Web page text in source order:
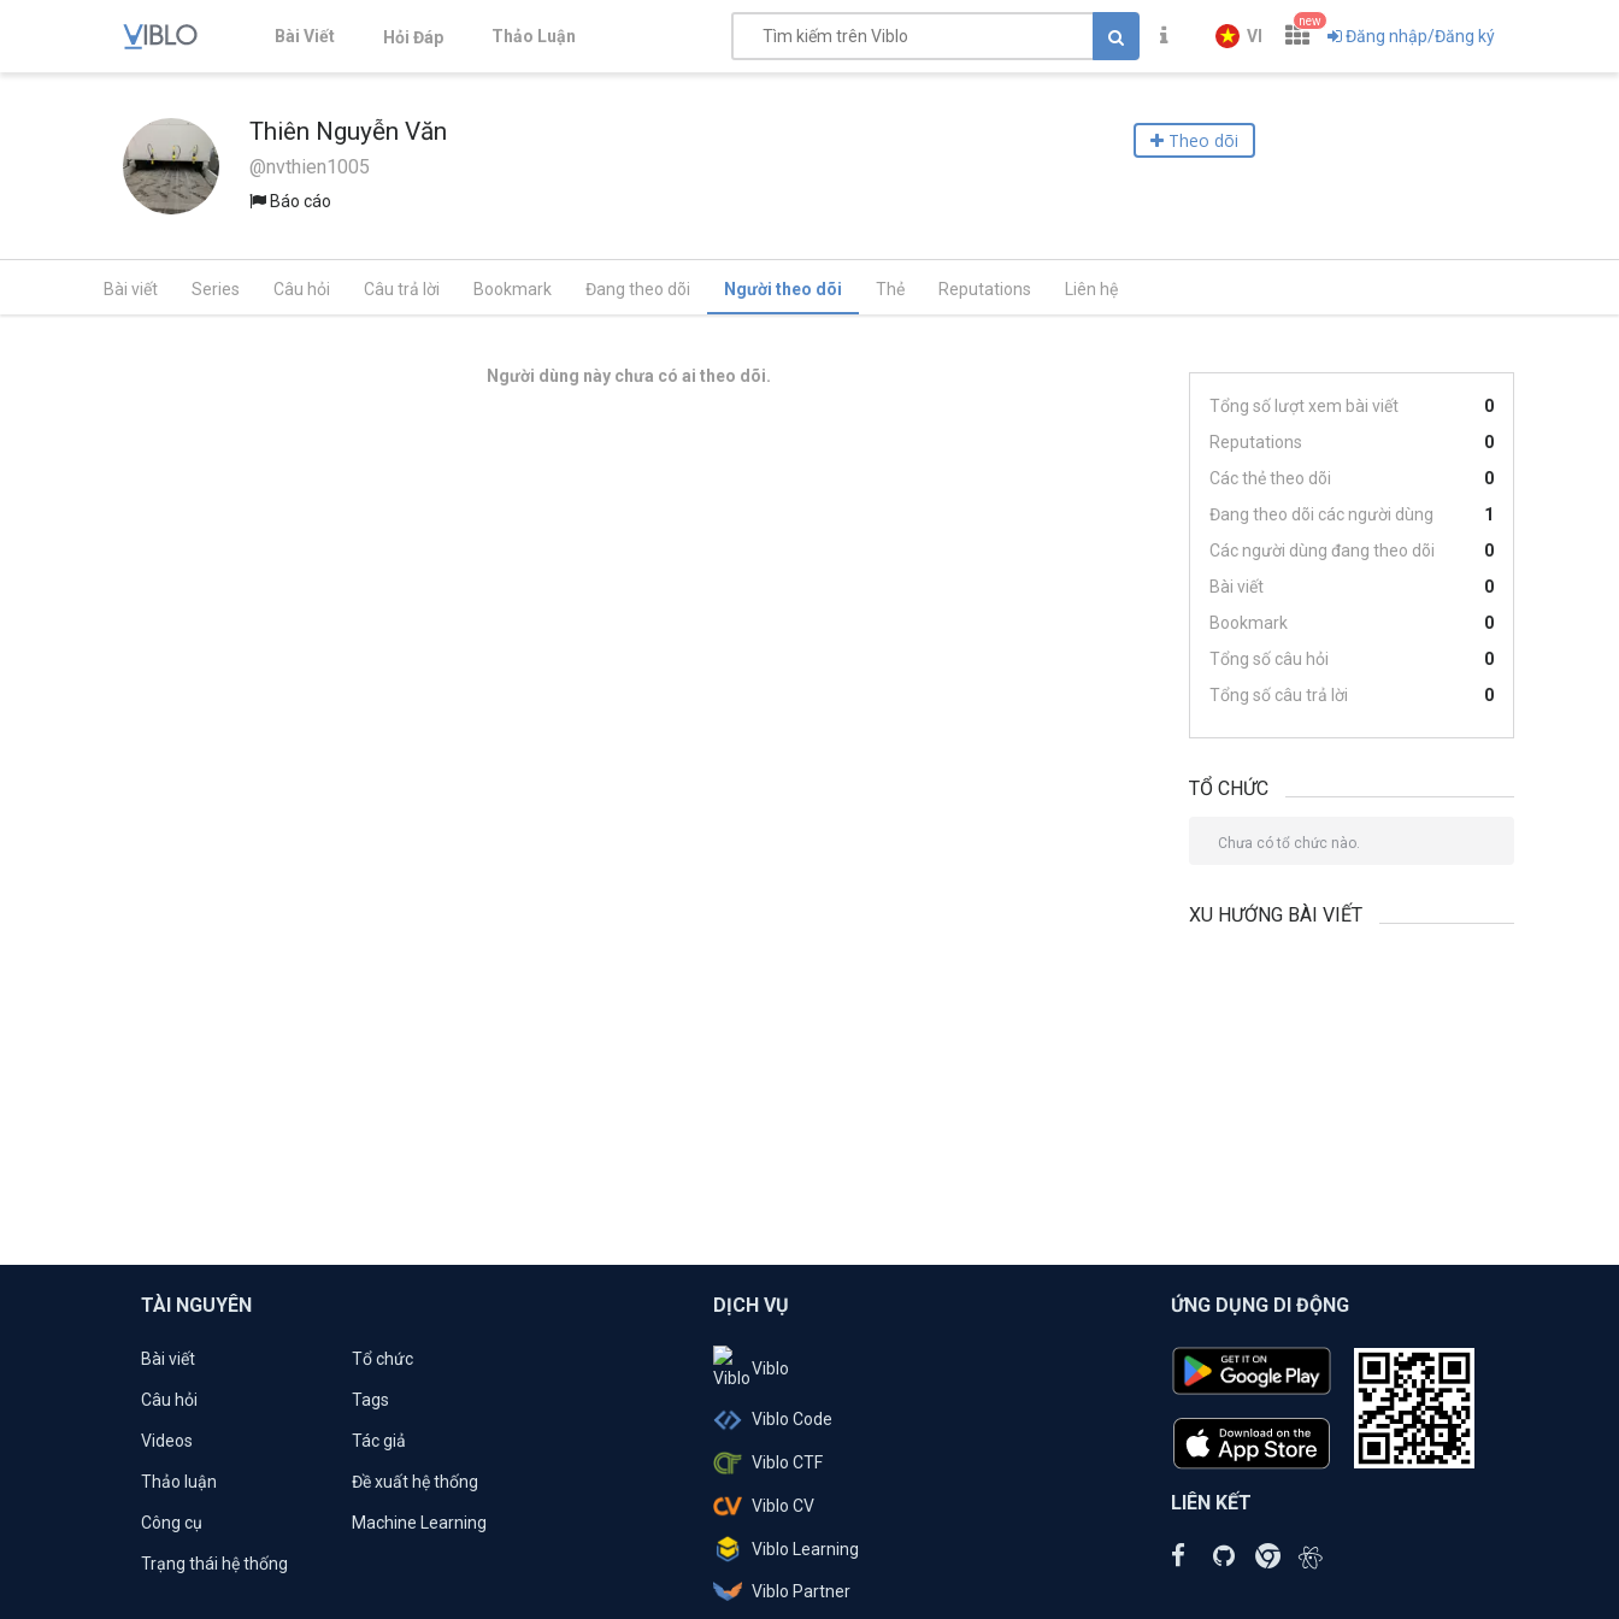
Bài Viết Hỏi Đáp Thảo Luận VI
new
Đăng nhập/Đăng ký
Thiên Nguyễn Văn
@nvthien1005
Báo cáo
Theo dõi
Bài viết Series Câu hỏi Câu trả lời Bookmark Đang theo dõi Người theo dõi Thẻ Reputations Liên hệ
Người dùng này chưa có ai theo dõi.
Tổng số lượt xem bài viết
0
Reputations
0
Các thẻ theo dõi
0
Đang theo dõi các người dùng
1
Các người dùng đang theo dõi
0
Bài viết
0
Bookmark
0
Tổng số câu hỏi
0
Tổng số câu trả lời
0
TỔ CHỨC
Chưa có tổ chức nào.
XU HƯỚNG BÀI VIẾT
TÀI NGUYÊN
Bài viết Tổ chức
Câu hỏi Tags
Videos Tác giả
Thảo luận Đề xuất hệ thống
Công cụ Machine Learning
Trạng thái hệ thống
DỊCH VỤ
Viblo
Viblo Code
Viblo CTF
Viblo CV
Viblo Learning
Viblo Partner
ỨNG DỤNG DI ĐỘNG
LIÊN KẾT